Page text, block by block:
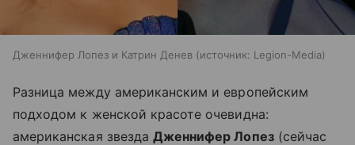
Дженнифер Лопез и Катрин Денев источник: Legion-Media
Разница между американским и европейским
подходом к женской красоте очевидна:
американская звезда Дженнифер Лопез(сейчас